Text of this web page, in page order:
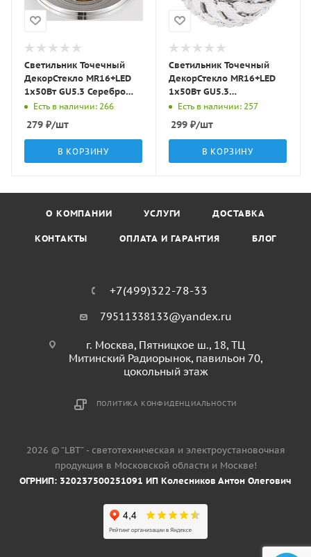
Светильник Точечный
ДекорСтекло MR16+LED
1х50Вт GU5.3 Серебро
D95х25мм IP20 D0301L
Есть в наличии: 266
279 ₽/шт
В КОРЗИНУ
Светильник Точечный
ДекорСтекло MR16+LED
1х50Вт GU5.3
Прозрачный D95х25мм
IP20 K1109L/K1670L LBT
Есть в наличии: 257
299 ₽/шт
В КОРЗИНУ
О КОМПАНИИ УСЛУГИ ДОСТАВКА
КОНТАКТЫ ОПЛАТА И ГАРАНТИЯ БЛОГ
+7(499)322-78-33
79511338133@yandex.ru
г. Москва, Пятницкое ш., 18, ТЦ
Митинский Радиорынок, павильон 70,
цокольный этаж
ПОЛИТИКА КОНФИДЕНЦИАЛЬНОСТИ
2026 © “LBT” - светотехническая и электроустановочная
продукция в Московской области и Москве!
ОГРНИП: 320237500251091 ИП Колесников Антон Олегович